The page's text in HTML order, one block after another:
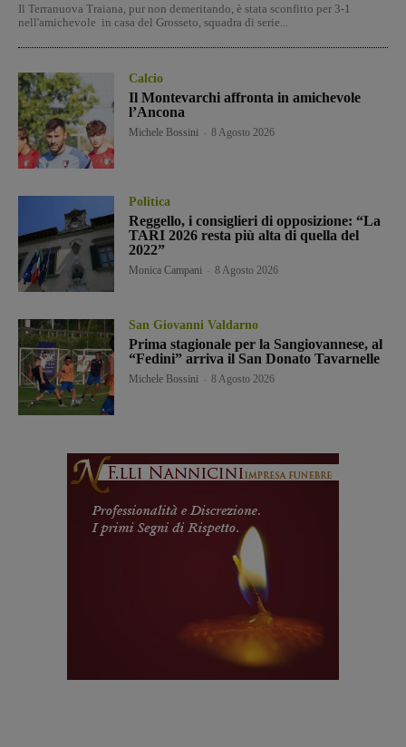
Il Terranuova Traiana, pur non demeritando, è stata sconfitto per 3-1
nell'amichevole in casa del Grosseto, squadra di serie...
Calcio
Il Montevarchi affronta in amichevole
l’Ancona
Michele Bossini 8 Agosto 2026
Politica
Reggello, i consiglieri di opposizione: “La
TARI 2026 resta più alta di quella del
2022”
Monica Campani 8 Agosto 2026
San Giovanni Valdarno
Prima stagionale per la Sangiovannese, al
“Fedini” arriva il San Donato Tavarnelle
Michele Bossini 8 Agosto 2026